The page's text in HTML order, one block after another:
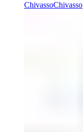
ChivassoChivasso